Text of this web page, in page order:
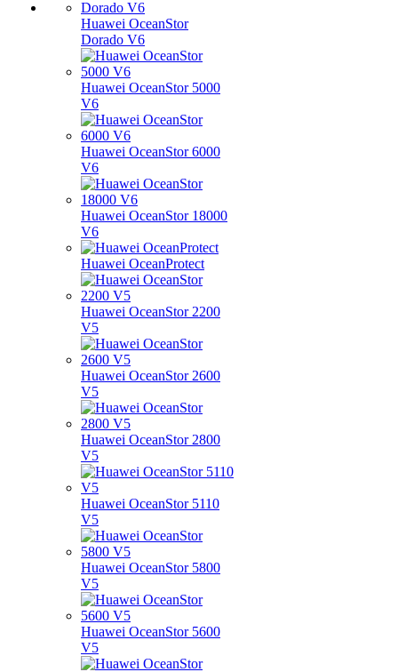
Huawei OceanStor
Dorado V6
Huawei OceanStor 5000
V6
Huawei OceanStor 6000
V6
Huawei OceanStor 18000
V6
Huawei OceanProtect
Huawei OceanStor 2200
V5
Huawei OceanStor 2600
V5
Huawei OceanStor 2800
V5
Huawei OceanStor 5110
V5
Huawei OceanStor 5800
V5
Huawei OceanStor 5600
V5